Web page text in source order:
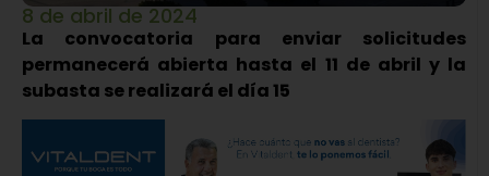
8 de abril de 2024
La convocatoria para enviar solicitudes
permanecerá abierta hasta el 11 de abril y la
subasta se realizará el día 15